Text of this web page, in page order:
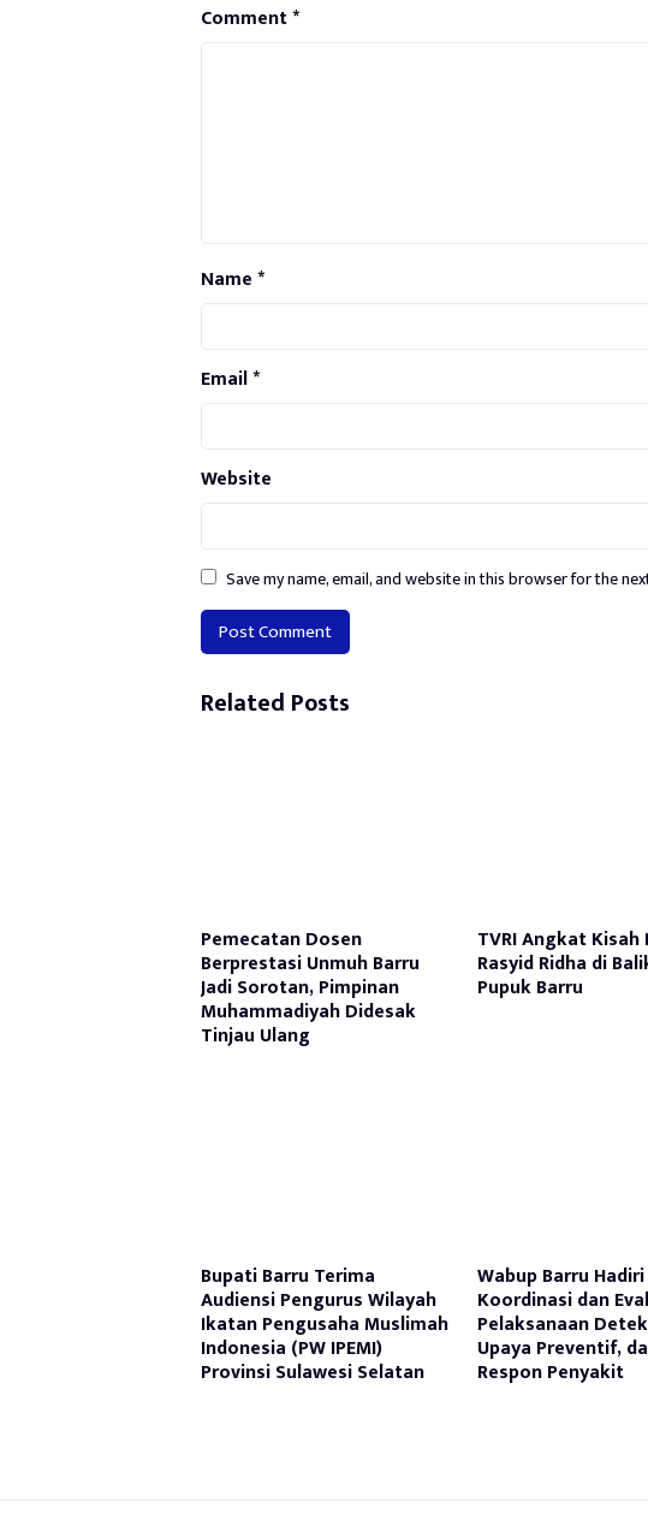
Comment*
Name*
Email*
Website
Save my name, email, and website in this browser for the
Alternative:
Related Posts
Pemecatan Dosen
Berprestasi Unmuh Barru
Jadi Sorotan, Pimpinan
Muhammadiyah Didesak
Tinjau Ulang
TVRI Angkat
Rasyid Ridha di
Pupuk Barru
Bupati Barru Terima
Audiensi Pengurus Wilayah
Ikatan Pengusaha Muslimah
Indonesia (PW IPEMI)
Provinsi Sulawesi Selatan
Wabup Barru
Koordinasi dan
Pelaksanaan
Upaya Preventif,
Respon Penyakit